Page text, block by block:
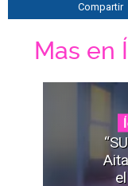
Compartir
Mas en